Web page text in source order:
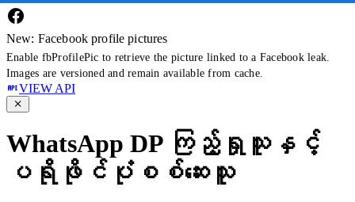
New: Facebook profile pictures
Enable fbProfilePic to retrieve the picture linked to a Facebook leak.
Images are versioned and remain available from cache.
VIEW API
WhatsApp DP ကြည့်ရှုသူနှင့်
ပရိုဖိုင်ပုံစစ်ဆေးသူ